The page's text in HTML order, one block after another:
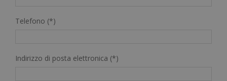
Telefono (*)
Indirizzo di posta elettronica (*)